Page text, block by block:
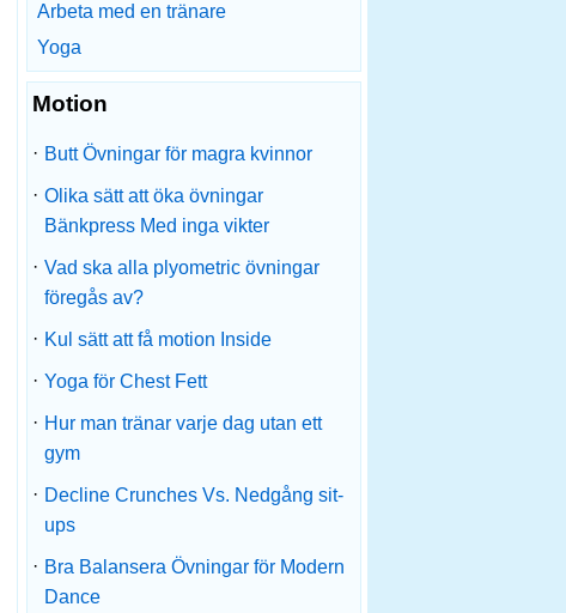
Arbeta med en tränare
Yoga
Motion
· Butt Övningar för magra kvinnor
· Olika sätt att öka övningar
Bänkpress Med inga vikter
· Vad ska alla plyometric övningar
föregås av?
· Kul sätt att få motion Inside
· Yoga för Chest Fett
· Hur man tränar varje dag utan ett
gym
· Decline Crunches Vs. Nedgång sit-
ups
· Bra Balansera Övningar för Modern
Dance